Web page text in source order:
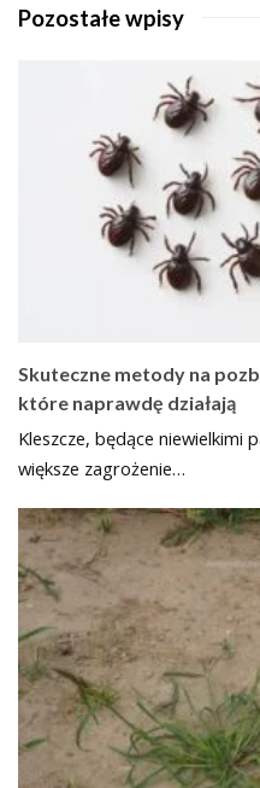
Pozostałe wpisy
Skuteczne metody na
które naprawdę działają
Kleszcze, będące niewielkimi
większe zagrożenie…